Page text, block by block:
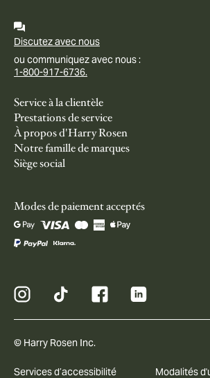
Discutez avec nous
ou communiquez avec nous :
1-800-917-6736.
Service à la clientèle
Prestations de service
À propos d'Harry Rosen
Notre famille de marques
Siège social
Modes de paiement acceptés
© Harry Rosen Inc.
Services d’accessibilité
Modalités